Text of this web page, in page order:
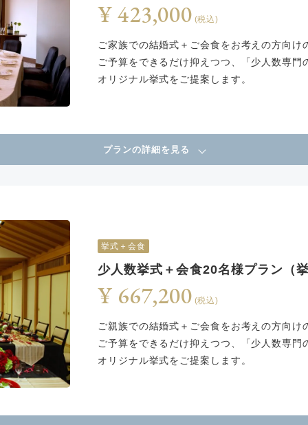
¥ 423,000 (税込)
ご家族での結婚式＋ご会食をお考えの方向け
ご予算をできるだけ抑えつつ、「少人数専
オリジナル挙式をご提案します。
プランの詳細を見る
挙式＋会食
少人数挙式＋会食20名様プラン（
¥ 667,200 (税込)
ご親族での結婚式＋ご会食をお考えの方向け
ご予算をできるだけ抑えつつ、「少人数専
オリジナル挙式をご提案します。